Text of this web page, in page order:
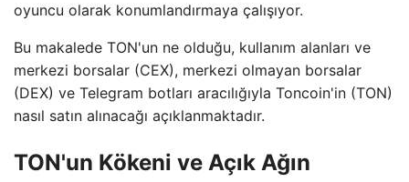
oyuncu olarak konumlandırmaya çalışıyor.
Bu makalede TON'un ne olduğu, kullanım alanları ve
merkezi borsalar (CEX), merkezi olmayan borsalar
(DEX) ve Telegram botları aracılığıyla Toncoin'in (TON)
nasıl satın alınacağı açıklanmaktadır.
TON'un Kökeni ve Açık Ağın